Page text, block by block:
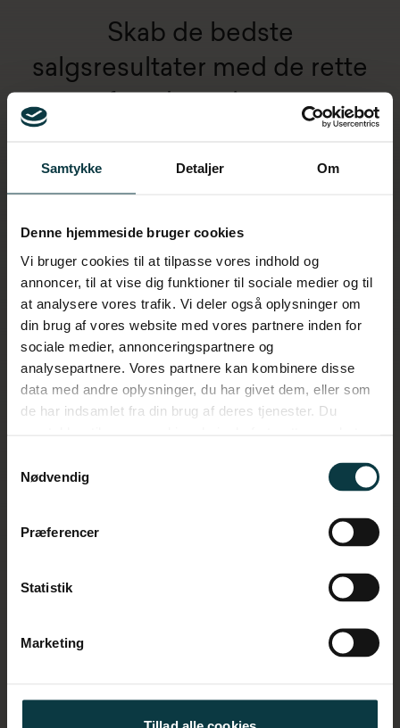
Samtykke Detaljer Om
Denne hjemmeside bruger cookies
Vi bruger cookies til at tilpasse vores indhold og
annoncer, til at vise dig funktioner til sociale medier og til
at analysere vores trafik. Vi deler også oplysninger om
din brug af vores website med vores partnere inden for
sociale medier, annonceringspartnere og
analysepartnere. Vores partnere kan kombinere disse
data med andre oplysninger, du har givet dem, eller som
de har indsamlet fra din brug af deres tjenester. Du
Nødvendig
Præferencer
Statistik
Marketing
Skab de bedste
salgsresultater med de rette
Hvordan ser rammerne for at skabe gode
salgsresultater ud i jeres organisation?
Få analysen